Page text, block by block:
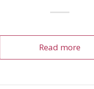
Read more